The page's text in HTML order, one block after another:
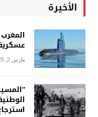
الأخيرة
مارس 2, 2025